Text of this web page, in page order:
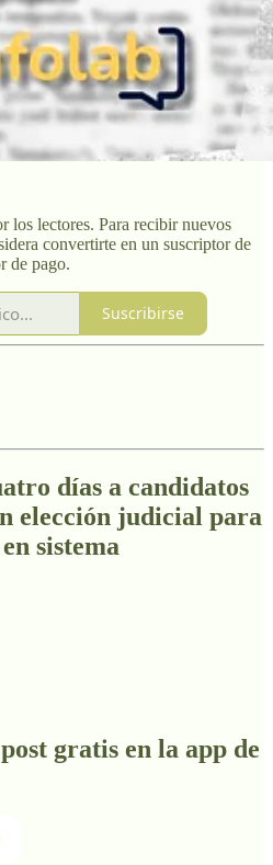
los lectores. Para recibir nuevos
convertirte en un suscriptor de
de pago.
Suscribirse
días a candidatos
elección judicial para
sistema
gratis en la app de